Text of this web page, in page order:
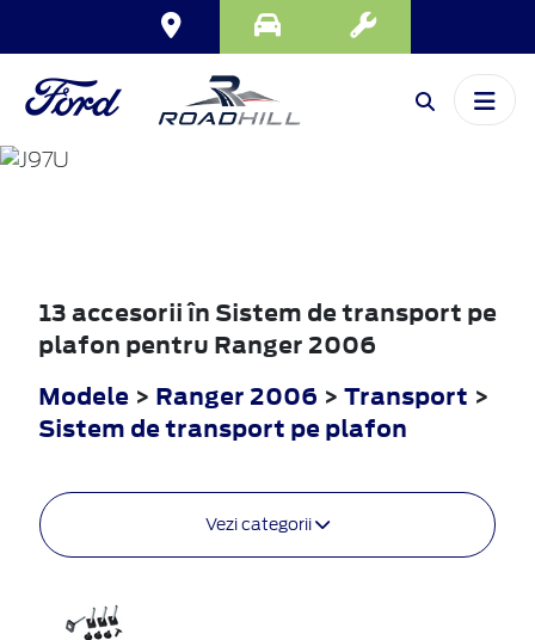
RANGER
13 accesorii în Sistem de transport pe
plafon pentru Ranger 2006
Modele > Ranger 2006 > Transport >
Sistem de transport pe plafon
Vezi categorii